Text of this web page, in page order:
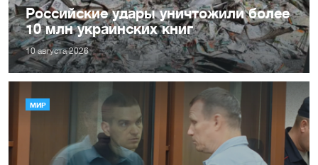
Российские удары уничтожили более
10 млн украинских книг
10 августа 2026
МИР